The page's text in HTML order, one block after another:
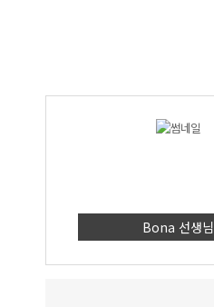
Bona 선생님